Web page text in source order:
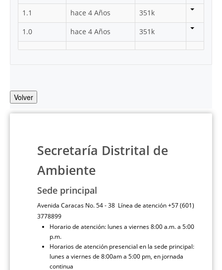
1.1
hace 4 Años
351k
1.0
hace 4 Años 351k
Volver
Secretaría Distrital de
Ambiente
Sede principal
Avenida Caracas No. 54 - 38 Línea de atención +57 (601)
3778899
Horario de atención: lunes a viernes 8:00 a.m. a 5:00
p.m.
Horarios de atención presencial en la sede principal:
lunes a viernes de 8:00am a 5:00 pm, en jornada
continua